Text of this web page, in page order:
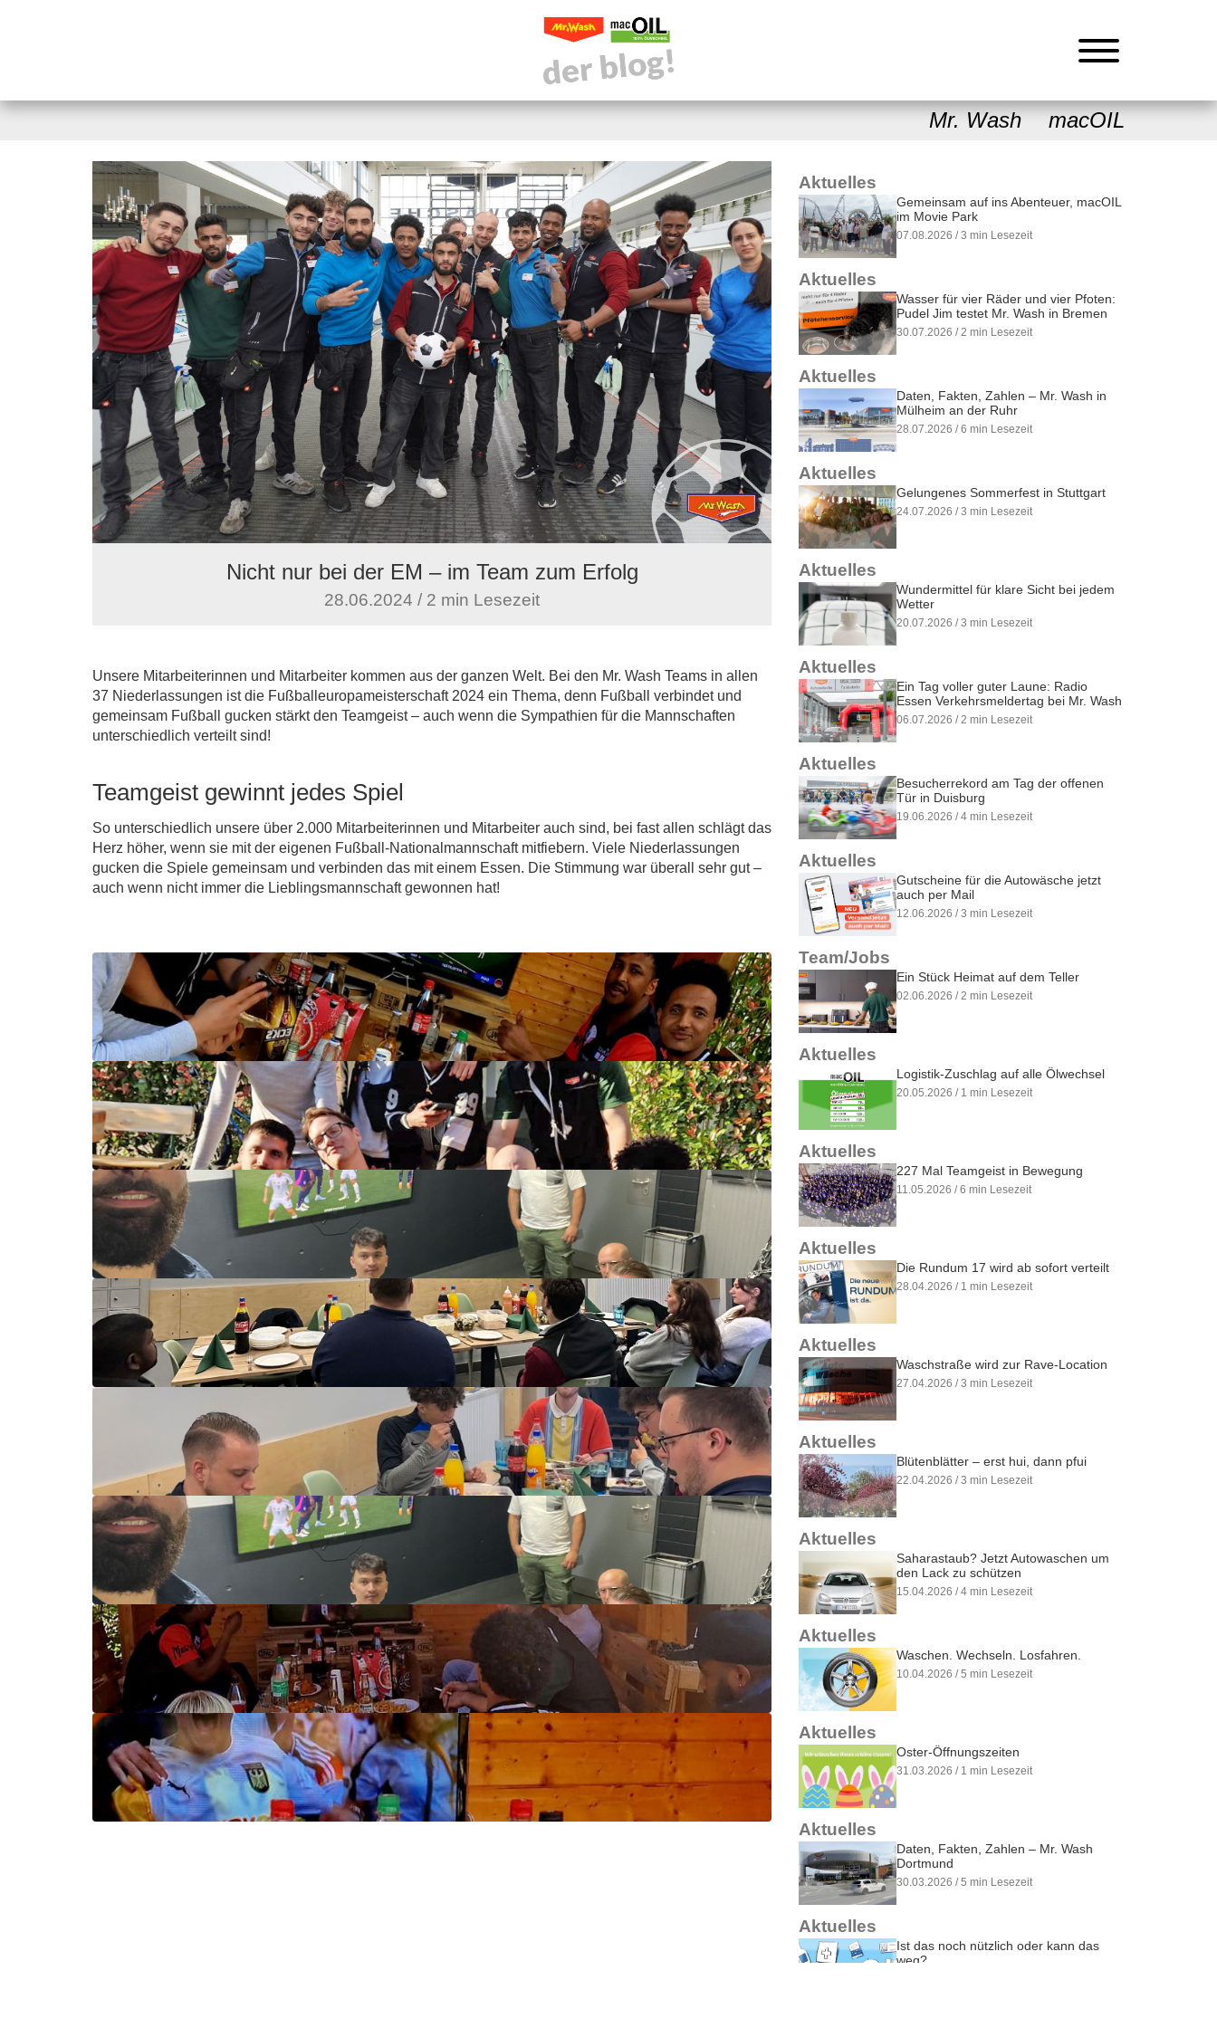
Mr. Wash macOIL
Nicht nur bei der EM – im Team zum Erfolg
28.06.2024 / 2 min Lesezeit
Unsere Mitarbeiterinnen und Mitarbeiter kommen aus der ganzen Welt. Bei den Mr. Wash Teams in allen
37 Niederlassungen ist die Fußballeuropameisterschaft 2024 ein Thema, denn Fußball verbindet und
gemeinsam Fußball gucken stärkt den Teamgeist – auch wenn die Sympathien für die Mannschaften
unterschiedlich verteilt sind!
Teamgeist gewinnt jedes Spiel
So unterschiedlich unsere über 2.000 Mitarbeiterinnen und Mitarbeiter auch sind, bei fast allen schlägt das
Herz höher, wenn sie mit der eigenen Fußball-Nationalmannschaft mitfiebern. Viele Niederlassungen
gucken die Spiele gemeinsam und verbinden das mit einem Essen. Die Stimmung war überall sehr gut –
auch wenn nicht immer die Lieblingsmannschaft gewonnen hat!
Aktuelles
Gemeinsam auf ins Abenteuer, macOIL
im Movie Park
07.08.2026 / 3 min Lesezeit
Aktuelles
Wasser für vier Räder und vier Pfoten:
Pudel Jim testet Mr. Wash in Bremen
30.07.2026 / 2 min Lesezeit
Aktuelles
Daten, Fakten, Zahlen – Mr. Wash in
Mülheim an der Ruhr
28.07.2026 / 6 min Lesezeit
Aktuelles
Gelungenes Sommerfest in Stuttgart
24.07.2026 / 3 min Lesezeit
Aktuelles
Wundermittel für klare Sicht bei jedem
Wetter
20.07.2026 / 3 min Lesezeit
Aktuelles
Ein Tag voller guter Laune: Radio
Essen Verkehrsmeldertag bei Mr. Wash
06.07.2026 / 2 min Lesezeit
Aktuelles
Besucherrekord am Tag der offenen
Tür in Duisburg
19.06.2026 / 4 min Lesezeit
Aktuelles
Gutscheine für die Autowäsche jetzt
auch per Mail
12.06.2026 / 3 min Lesezeit
Team/Jobs
Ein Stück Heimat auf dem Teller
02.06.2026 / 2 min Lesezeit
Aktuelles
Logistik-Zuschlag auf alle Ölwechsel
20.05.2026 / 1 min Lesezeit
Aktuelles
227 Mal Teamgeist in Bewegung
11.05.2026 / 6 min Lesezeit
Aktuelles
Die Rundum 17 wird ab sofort verteilt
28.04.2026 / 1 min Lesezeit
Aktuelles
Waschstraße wird zur Rave-Location
27.04.2026 / 3 min Lesezeit
Aktuelles
Blütenblätter – erst hui, dann pfui
22.04.2026 / 3 min Lesezeit
Aktuelles
Saharastaub? Jetzt Autowaschen um
den Lack zu schützen
15.04.2026 / 4 min Lesezeit
Aktuelles
Waschen. Wechseln. Losfahren.
10.04.2026 / 5 min Lesezeit
Aktuelles
Oster-Öffnungszeiten
31.03.2026 / 1 min Lesezeit
Aktuelles
Daten, Fakten, Zahlen – Mr. Wash
Dortmund
30.03.2026 / 5 min Lesezeit
Aktuelles
Ist das noch nützlich oder kann das
weg?